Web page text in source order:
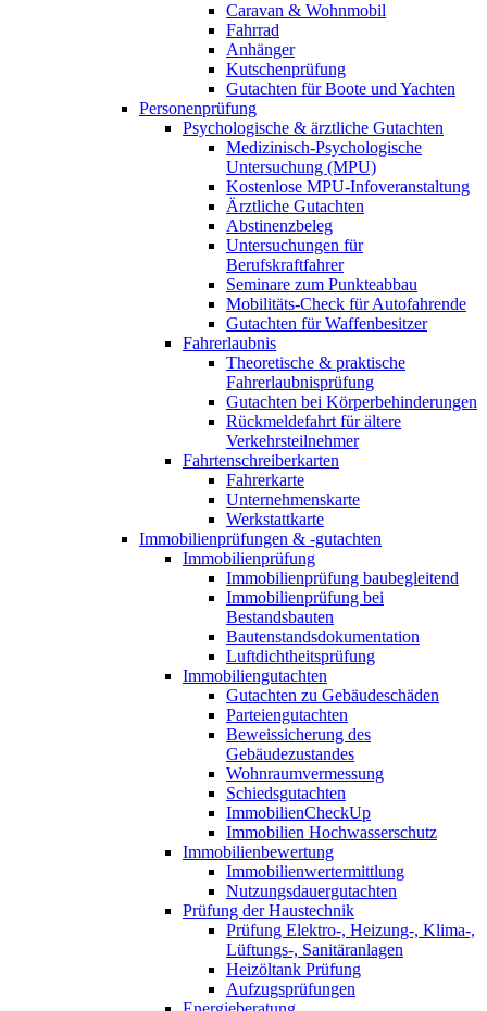
Caravan & Wohnmobil
Fahrrad
Anhänger
Kutschenprüfung
Gutachten für Boote und Yachten
Personenprüfung
Psychologische & ärztliche Gutachten
Medizinisch-Psychologische
Untersuchung (MPU)
Kostenlose MPU-Infoveranstaltung
Ärztliche Gutachten
Abstinenzbeleg
Untersuchungen für
Berufskraftfahrer
Seminare zum Punkteabbau
Mobilitäts-Check für Autofahrende
Gutachten für Waffenbesitzer
Fahrerlaubnis
Theoretische & praktische
Fahrerlaubnisprüfung
Gutachten bei Körperbehinderungen
Rückmeldefahrt für ältere
Verkehrsteilnehmer
Fahrtenschreiberkarten
Fahrerkarte
Unternehmenskarte
Werkstattkarte
Immobilienprüfungen & -gutachten
Immobilienprüfung
Immobilienprüfung baubegleitend
Immobilienprüfung bei
Bestandsbauten
Bautenstandsdokumentation
Luftdichtheitsprüfung
Immobiliengutachten
Gutachten zu Gebäudeschäden
Parteiengutachten
Beweissicherung des
Gebäudezustandes
Wohnraumvermessung
Schiedsgutachten
ImmobilienCheckUp
Immobilien Hochwasserschutz
Immobilienbewertung
Immobilienwertermittlung
Nutzungsdauergutachten
Prüfung der Haustechnik
Prüfung Elektro-, Heizung-, Klima-,
Lüftungs-, Sanitäranlagen
Heizöltank Prüfung
Aufzugsprüfungen